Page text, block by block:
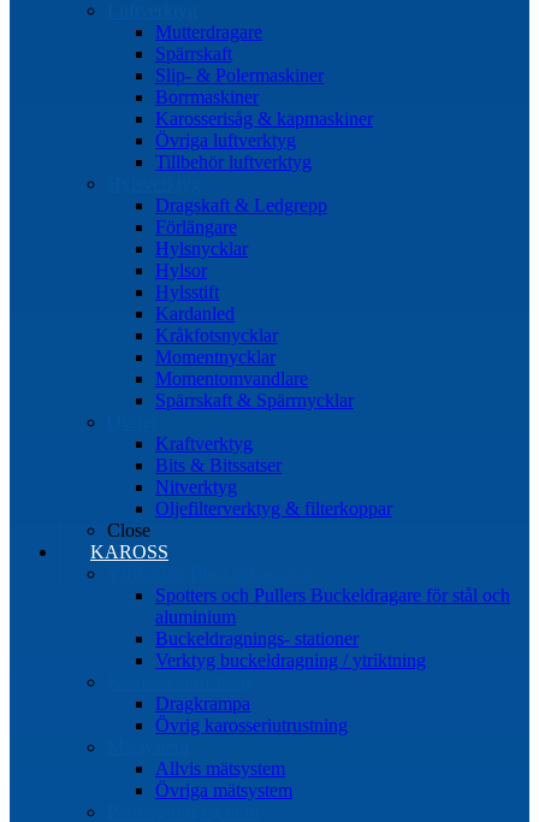
Mutterdragare
Spärrskaft
Slip- & Polermaskiner
Borrmaskiner
Karosserisåg & kapmaskiner
Övriga luftverktyg
Tillbehör luftverktyg
Dragskaft & Ledgrepp
Förlängare
Hylsnycklar
Hylsor
Hylsstift
Kardanled
Kråkfotsnycklar
Momentnycklar
Momentomvandlare
Spärrskaft & Spärrnycklar
Kraftverktyg
Bits & Bitssatser
Nitverktyg
Oljefilterverktyg & filterkoppar
Close
KAROSS
Spotters och Pullers Buckeldragare för stål och
aluminium
Buckeldragnings- stationer
Verktyg buckeldragning / ytriktning
Dragkrampa
Övrig karosseriutrustning
Allvis mätsystem
Övriga mätsystem